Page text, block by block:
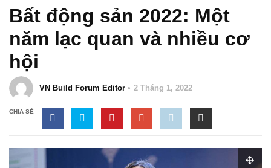
Bất động sản 2022: Một
năm lạc quan và nhiều cơ
hội
VN Build Forum Editor 2 Tháng 1, 2022
CHIA SẺ